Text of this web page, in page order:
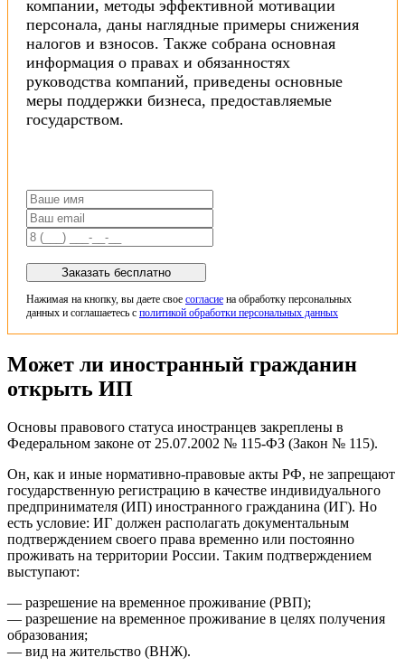
компании, методы эффективной мотивации
персонала, даны наглядные примеры снижения
налогов и взносов. Также собрана основная
информация о правах и обязанностях
руководства компаний, приведены основные
меры поддержки бизнеса, предоставляемые
государством.
Заказать бесплатно
Нажимая на кнопку, вы даете свое согласие на обработку персональных
данных и соглашаетесь с политикой обработки персональных данных
Может ли иностранный гражданин
открыть ИП
Основы правового статуса иностранцев закреплены в
Федеральном законе от 25.07.2002 № 115-ФЗ (Закон № 115).
Он, как и иные нормативно-правовые акты РФ, не запрещают
государственную регистрацию в качестве индивидуального
предпринимателя (ИП) иностранного гражданина (ИГ). Но
есть условие: ИГ должен располагать документальным
подтверждением своего права временно или постоянно
проживать на территории России. Таким подтверждением
выступают:
— разрешение на временное проживание (РВП);
— разрешение на временное проживание в целях получения
образования;
— вид на жительство (ВНЖ).